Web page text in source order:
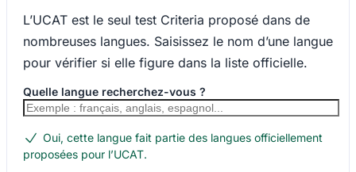
L’UCAT est le seul test Criteria proposé dans de
nombreuses langues. Saisissez le nom d’une langue
pour vérifier si elle figure dans la liste officielle.
Quelle langue recherchez-vous ?
Oui, cette langue fait partie des langues officiellement
proposées pour l’UCAT.